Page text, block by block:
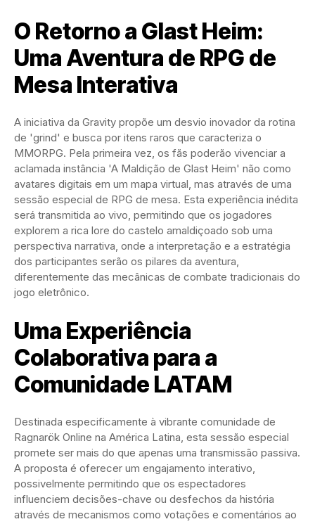
O Retorno a Glast Heim:
Uma Aventura de RPG de
Mesa Interativa
A iniciativa da Gravity propõe um desvio inovador da rotina
de 'grind' e busca por itens raros que caracteriza o
MMORPG. Pela primeira vez, os fãs poderão vivenciar a
aclamada instância 'A Maldição de Glast Heim' não como
avatares digitais em um mapa virtual, mas através de uma
sessão especial de RPG de mesa. Esta experiência inédita
será transmitida ao vivo, permitindo que os jogadores
explorem a rica lore do castelo amaldiçoado sob uma
perspectiva narrativa, onde a interpretação e a estratégia
dos participantes serão os pilares da aventura,
diferentemente das mecânicas de combate tradicionais do
jogo eletrônico.
Uma Experiência
Colaborativa para a
Comunidade LATAM
Destinada especificamente à vibrante comunidade de
Ragnarök Online na América Latina, esta sessão especial
promete ser mais do que apenas uma transmissão passiva.
A proposta é oferecer um engajamento interativo,
possivelmente permitindo que os espectadores
influenciem decisões-chave ou desfechos da história
através de mecanismos como votações e comentários ao